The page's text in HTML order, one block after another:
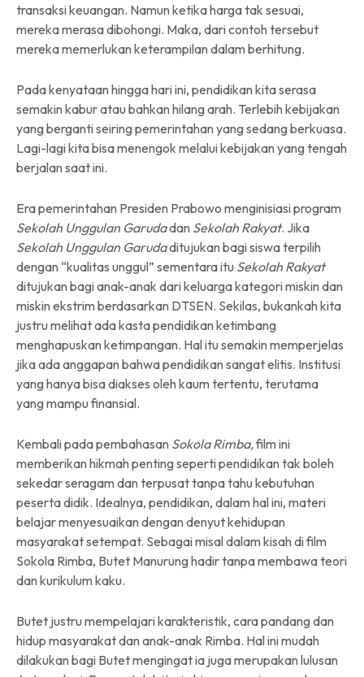
transaksi keuangan. Namun ketika harga tak sesuai,
mereka merasa dibohongi. Maka, dari contoh tersebut
mereka memerlukan keterampilan dalam berhitung.
Pada kenyataan hingga hari ini, pendidikan kita serasa
semakin kabur atau bahkan hilang arah. Terlebih kebijakan
yang berganti seiring pemerintahan yang sedang berkuasa.
Lagi-lagi kita bisa menengok melalui kebijakan yang tengah
berjalan saat ini.
Era pemerintahan Presiden Prabowo menginisiasi program
Sekolah Unggulan Garudadan Sekolah Rakyat. Jika
Sekolah Unggulan Garudaditujukan bagi siswa terpilih
dengan “kualitas unggul” sementara itu Sekolah Rakyat
ditujukan bagi anak-anak dari keluarga kategori miskin dan
miskin ekstrim berdasarkan DTSEN. Sekilas, bukankah kita
justru melihat ada kasta pendidikan ketimbang
menghapuskan ketimpangan. Hal itu semakin memperjelas
jika ada anggapan bahwa pendidikan sangat elitis. Institusi
yang hanya bisa diakses oleh kaum tertentu, terutama
yang mampu finansial.
Kembali pada pembahasan Sokola Rimba,film ini
memberikan hikmah penting seperti pendidikan tak boleh
sekedar seragam dan terpusat tanpa tahu kebutuhan
peserta didik. Idealnya, pendidikan, dalam hal ini, materi
belajar menyesuaikan dengan denyut kehidupan
masyarakat setempat. Sebagai misal dalam kisah di film
Sokola Rimba, Butet Manurung hadir tanpa membawa teori
dan kurikulum kaku.
Butet justru mempelajari karakteristik, cara pandang dan
hidup masyarakat dan anak-anak Rimba. Hal ini mudah
dilakukan bagi Butet mengingat ia juga merupakan lulusan